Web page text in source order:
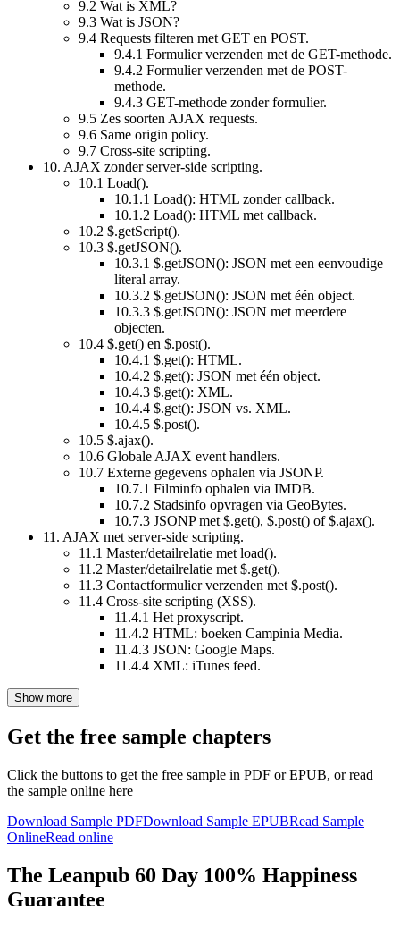
9.2 Wat is XML?
9.3 Wat is JSON?
9.4 Requests filteren met GET en POST.
9.4.1 Formulier verzenden met de GET-methode.
9.4.2 Formulier verzenden met de POST-
methode.
9.4.3 GET-methode zonder formulier.
9.5 Zes soorten AJAX requests.
9.6 Same origin policy.
9.7 Cross-site scripting.
10. AJAX zonder server-side scripting.
10.1 Load().
10.1.1 Load(): HTML zonder callback.
10.1.2 Load(): HTML met callback.
10.2 $.getScript().
10.3 $.getJSON().
10.3.1 $.getJSON(): JSON met een eenvoudige
literal array.
10.3.2 $.getJSON(): JSON met één object.
10.3.3 $.getJSON(): JSON met meerdere
objecten.
10.4 $.get() en $.post().
10.4.1 $.get(): HTML.
10.4.2 $.get(): JSON met één object.
10.4.3 $.get(): XML.
10.4.4 $.get(): JSON vs. XML.
10.4.5 $.post().
10.5 $.ajax().
10.6 Globale AJAX event handlers.
10.7 Externe gegevens ophalen via JSONP.
10.7.1 Filminfo ophalen via IMDB.
10.7.2 Stadsinfo opvragen via GeoBytes.
10.7.3 JSONP met $.get(), $.post() of $.ajax().
11. AJAX met server-side scripting.
11.1 Master/detailrelatie met load().
11.2 Master/detailrelatie met $.get().
11.3 Contactformulier verzenden met $.post().
11.4 Cross-site scripting (XSS).
11.4.1 Het proxyscript.
11.4.2 HTML: boeken Campinia Media.
11.4.3 JSON: Google Maps.
11.4.4 XML: iTunes feed.
Show more
Get the free sample chapters
Click the buttons to get the free sample in PDF or EPUB, or read
the sample online here
Download Sample PDFDownload Sample EPUBRead Sample
OnlineRead online
The Leanpub 60 Day 100% Happiness
Guarantee